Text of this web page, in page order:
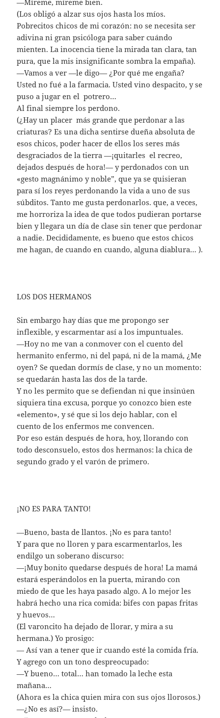
(Los obligó a alzar sus ojos hasta los míos.
Pobrecitos chicos de mi corazón: no se necesita ser
adivina ni gran psicóloga para saber cuándo
mienten. La inocencia tiene la mirada tan clara, tan
pura, que la mis insignificante sombra la empaña).
—Vamos a ver —le digo— ¿Por qué me engaña?
Usted no fué a la farmacia. Usted vino despacito, y se
puso a jugar en el potrero…
Al final siempre los perdono.
(¿Hay un placer más grande que perdonar a las
criaturas? Es una dicha sentirse dueña absoluta de
esos chicos, poder hacer de ellos los seres más
desgraciados de la tierra —¡quitarles el recreo,
dejados después de hora!— y perdonados con un
«gesto magnánimo y noble”, que ya se quisieran
para sí los reyes perdonando la vida a uno de sus
súbditos. Tanto me gusta perdonarlos. que, a veces,
me horroriza la idea de que todos pudieran portarse
bien y llegara un día de clase sin tener que perdonar
a nadie. Decididamente, es bueno que estos chicos
me hagan, de cuando en cuando, alguna diablura… ).
LOS DOS HERMANOS
Sin embargo hay días que me propongo ser
inflexible, y escarmentar así a los impuntuales.
—Hoy no me van a conmover con el cuento del
hermanito enfermo, ni del papá, ni de la mamá, ¿Me
oyen? Se quedan dormís de clase, y no un momento:
se quedarán hasta las dos de la tarde.
Y no les permito que se defiendan ni que insinúen
siquiera tina excusa, porque yo conozco bien este
«elemento», y sé que si los dejo hablar, con el
cuento de los enfermos me convencen.
Por eso están después de hora, hoy, llorando con
todo desconsuelo, estos dos hermanos: la chica de
segundo grado y el varón de primero.
¡NO ES PARA TANTO!
—Bueno, basta de llantos. ¡No es para tanto!
Y para que no lloren y para escarmentarlos, les
endilgo un soberano discurso:
—¡Muy bonito quedarse después de hora! La mamá
estará esperándolos en la puerta, mirando con
miedo de que les haya pasado algo. A lo mejor les
habrá hecho una rica comida: bifes con papas fritas
y huevos…
(El varoncito ha dejado de llorar, y mira a su
hermana.) Yo prosigo:
— Así van a tener que ir cuando esté la comida fría.
Y agrego con un tono despreocupado:
—Y bueno… total… han tomado la leche esta
mañana…
(Ahora es la chica quien mira con sus ojos llorosos.)
—¿No es así?— insisto.